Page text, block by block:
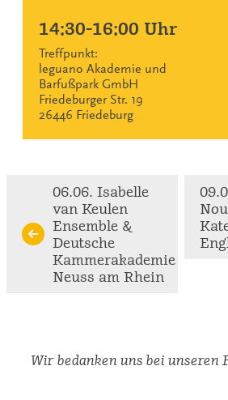
14:30-16:00 Uhr
Treffpunkt:
leguano Akademie und
Barfußpark GmbH
Friedeburger Str. 19
26446 Friedeburg
Continue
Reading
06.06. Isabelle
van Keulen
Ensemble &
Deutsche
Kammerakademie
Neuss am Rhein
Wir bedanken uns bei unseren